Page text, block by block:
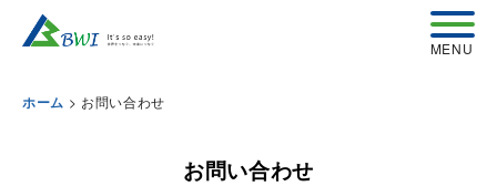
ホーム > お問い合わせ
お問い合わせ